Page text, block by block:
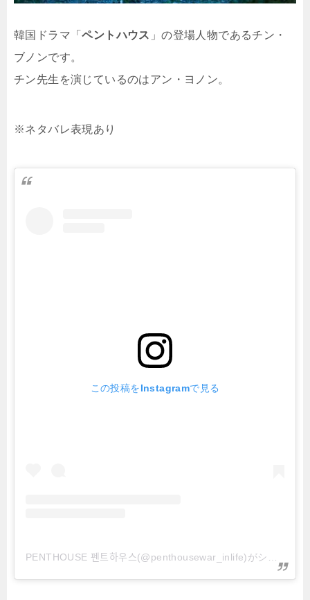
韓国ドラマ「ペントハウス 」の登場人物であるチン・
ブノンです。
チン先生を演じているのはアン・ヨノン。
※ネタバレ表現あり
この投稿をInstagramで見る